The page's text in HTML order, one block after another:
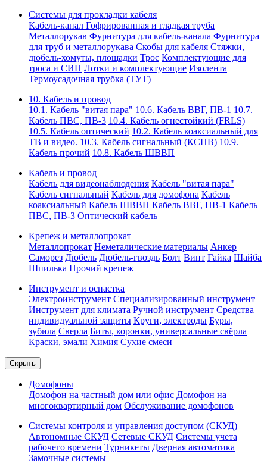
Системы для прокладки кабеля
Кабель-канал Гофрированная и гладкая труба
Металлорукав Фурнитура для кабель-канала Фурнитура
для труб и металлорукава Скобы для кабеля Стяжки,
дюбель-хомуты, площадки Трос Комплектующие для
троса и СИП Лотки и комплектующие Изолента
Термоусадочная трубка (ТУТ)
10. Кабель и провод
10.1. Кабель "витая пара" 10.6. Кабель ВВГ, ПВ-1 10.7.
Кабель ПВС, ПВ-3 10.4. Кабель огнестойкий (FRLS)
10.5. Кабель оптический 10.2. Кабель коаксиальный для
ТВ и видео. 10.3. Кабель сигнальный (КСПВ) 10.9.
Кабель прочий 10.8. Кабель ШВВП
Кабель и провод
Кабель для видеонаблюдения Кабель "витая пара"
Кабель сигнальный Кабель для домофона Кабель
коаксиальный Кабель ШВВП Кабель ВВГ, ПВ-1 Кабель
ПВС, ПВ-3 Оптический кабель
Крепеж и металлопрокат
Металлопрокат Неметалические материалы Анкер
Саморез Дюбель Дюбель-гвоздь Болт Винт Гайка Шайба
Шпилька Прочий крепеж
Инструмент и оснастка
Электроинструмент Специализированный инструмент
Инструмент для климата Ручной инструмент Средства
индивидуальной защиты Круги, электроды Буры,
зубила Сверла Биты, коронки, универсальные свёрла
Краски, эмали Химия Сухие смеси
Скрыть
Домофоны
Домофон на частный дом или офис Домофон на
многоквартирный дом Обслуживание домофонов
Системы контроля и управления доступом (СКУД)
Автономные СКУД Сетевые СКУД Системы учета
рабочего времени Турникеты Дверная автоматика
Замочные системы